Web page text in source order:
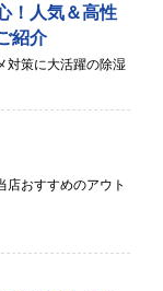
！人気＆高性
紹介
対策に大活躍の除湿
店おすすめのアウト